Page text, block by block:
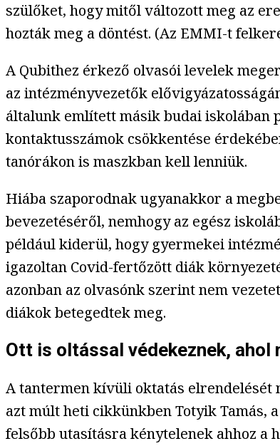
szülőket, hogy mitől változott meg az
hozták meg a döntést. (Az EMMI-t
A Qubithez érkező olvasói levelek
az intézményvezetők
általunk említett másik budai iskolában
kontaktusszámok csökkentése
tanórákon is maszkban kell lenniük.
Hiába szaporodnak ugyanakkor a
bevezetéséről, nemhogy az egész
például kiderül, hogy gyermekei
igazoltan Covid-fertőzött diák
azonban az olvasónk szerint nem
diákok betegedtek meg.
Ott is oltással védekeznek, ahol
A tantermen kívüli oktatás elrendelését
azt múlt heti cikkünkben Totyik Tamás,
felsőbb utasításra kénytelenek ahhoz